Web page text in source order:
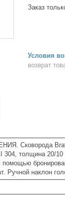
Заказ
возврат
Bratt
304, толщина 20/
Ручной наклон